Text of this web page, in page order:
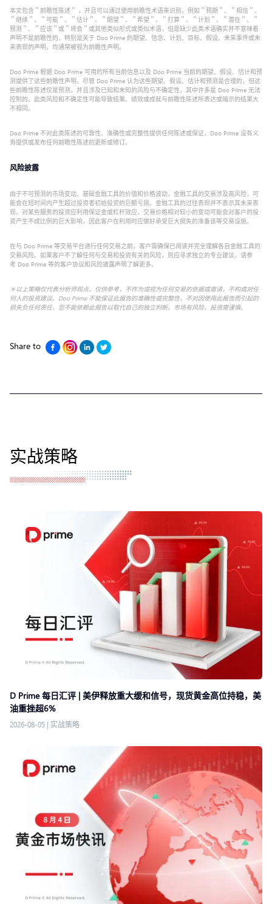
本文包含＂前瞻性陈述＂ ，并且可以通过使用前瞻性术语来识别，例如＂预期＂、＂相信＂、
＂继续＂、＂可能＂、＂估计＂、＂期望＂、＂希望＂、＂打算＂、＂计划＂、＂潜在＂、＂
预测＂、＂应该＂或＂将会＂或其他类似形式或类似术语，但是缺少此类术语确实并不意味着
声明不是前瞻性的，特别是关于 Doo Prime 的期望、信念、计划、目标、假设、未来事件或未
来表现的声明，均通常被视为前瞻性声明。
Doo Prime 根据 Doo Prime 可用的所有当前信息以及 Doo Prime 当前的期望、假设、估计和预
测提供了这些前瞻性声明。尽管 Doo Prime 认为这些期望、假设、估计和预测是合理的，但这
些前瞻性陈述仅是预测，并且涉及已知和未知的风险与不确定性，其中许多是 Doo Prime 无法
控制的。此类风险和不确定性可能导致结果、绩效或成就与前瞻性陈述所表达或暗示的结果大
不相同。
Doo Prime 不对此类陈述的可靠性、准确性或完整性提供任何陈述或保证，Doo Prime 没有义
务提供或发布任何前瞻性陈述的更新或修订。
风险披露
由于不可预测的市场变动、基础金融工具的价值和价格波动，金融工具的交易涉及高风险，可
能会在短时间内产生超过投资者初始投资的巨额亏损。金融工具的过往表现并不表示其未来表
现。对某些服务的投资应利用保证金或杠杆效应，交易价格相对较小的变动可能会对客户的投
资产生不成比例的巨大影响，因此客户在利用时应做好承受巨大损失的准备该等交易设施。
在与 Doo Prime 等交易平台进行任何交易之前，客户需确保已阅读并完全理解各自金融工具的
交易风险。如果客户不了解任何与交易和投资有关的风险，则应寻求独立的专业建议。请参
考 Doo Prime 等的客户协议和风险披露声明了解更多。
＊以上策略仅代表分析师观点，仅供参考，不作为或视为任何交易的依据或邀请，不构成对任
何人的投资建议。Doo Prime 不能保证此报告的准确性或完整性，不对因使用此报告而引起的
损失负任何责任，您不能依赖此报告以取代自己的独立判断。市场有风险，投资需谨慎。
Share to
实战策略
D Prime 每日汇评 | 美伊释放重大缓和信号，现货黄金高位持稳，美
油重挫超6%
2026-08-05 | 实战策略